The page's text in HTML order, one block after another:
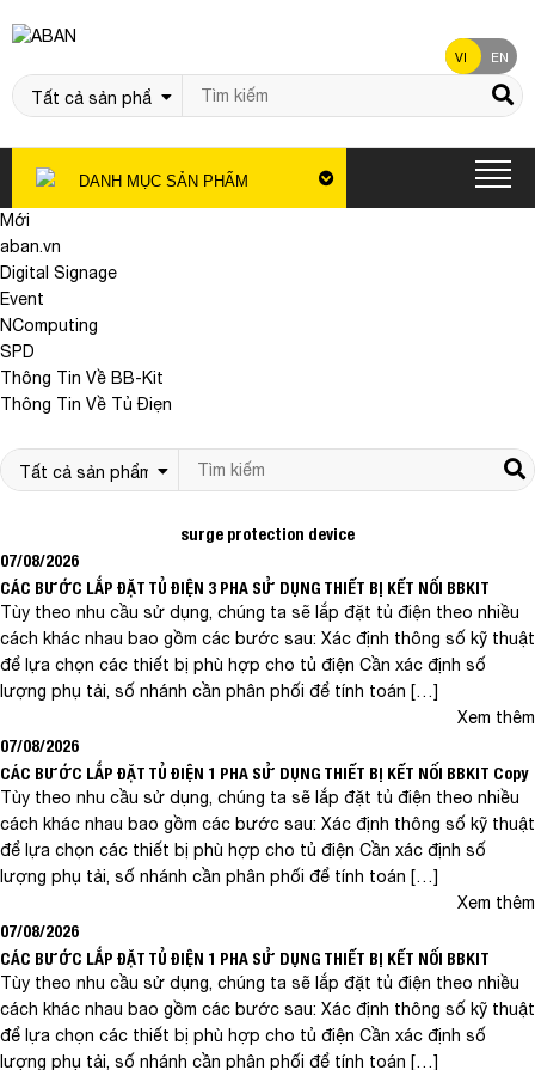
VI EN
DANH MỤC SẢN PHẨM
Mới
aban.vn
Digital Signage
Event
NComputing
SPD
Thông Tin Về BB-Kit
Thông Tin Về Tủ Điẹn
surge protection device
07/08/2026
CÁC BƯỚC LẮP ĐẶT TỦ ĐIỆN 3 PHA SỬ DỤNG THIẾT BỊ KẾT NỐI BBKIT
Tùy theo nhu cầu sử dụng, chúng ta sẽ lắp đặt tủ điện theo nhiều
cách khác nhau bao gồm các bước sau: Xác định thông số kỹ thuật
để lựa chọn các thiết bị phù hợp cho tủ điện Cần xác định số
lượng phụ tải, số nhánh cần phân phối để tính toán […]
Xem thêm
07/08/2026
CÁC BƯỚC LẮP ĐẶT TỦ ĐIỆN 1 PHA SỬ DỤNG THIẾT BỊ KẾT NỐI BBKIT Copy
Tùy theo nhu cầu sử dụng, chúng ta sẽ lắp đặt tủ điện theo nhiều
cách khác nhau bao gồm các bước sau: Xác định thông số kỹ thuật
để lựa chọn các thiết bị phù hợp cho tủ điện Cần xác định số
lượng phụ tải, số nhánh cần phân phối để tính toán […]
Xem thêm
07/08/2026
CÁC BƯỚC LẮP ĐẶT TỦ ĐIỆN 1 PHA SỬ DỤNG THIẾT BỊ KẾT NỐI BBKIT
Tùy theo nhu cầu sử dụng, chúng ta sẽ lắp đặt tủ điện theo nhiều
cách khác nhau bao gồm các bước sau: Xác định thông số kỹ thuật
để lựa chọn các thiết bị phù hợp cho tủ điện Cần xác định số
lượng phụ tải, số nhánh cần phân phối để tính toán […]